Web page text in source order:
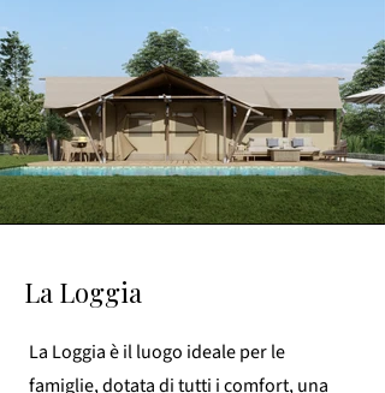
La Loggia
La Loggia è il luogo ideale per le
famiglie, dotata di tutti i comfort, una